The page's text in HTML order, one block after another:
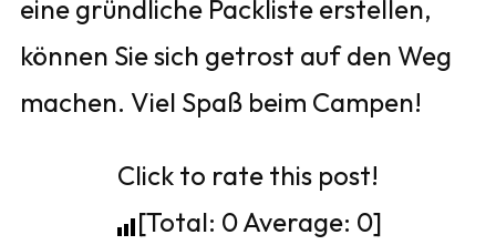
eine gründliche Packliste erstellen,
können Sie sich getrost auf den Weg
machen. Viel Spaß beim Campen!
Click to rate this post!
[Total: 0Average: 0]